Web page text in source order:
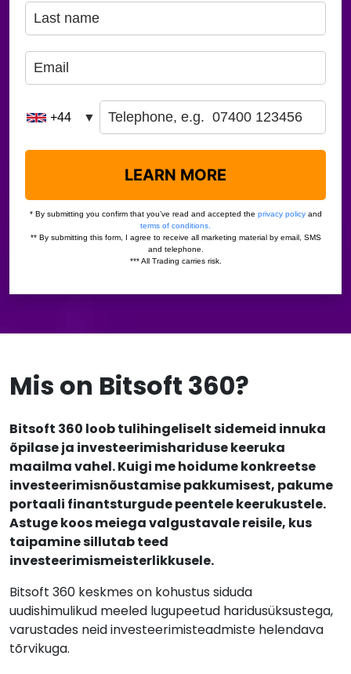
Mis on Bitsoft 360?
Bitsoft 360 loob tulihingeliselt sidemeid innuka
õpilase ja investeerimishariduse keeruka
maailma vahel. Kuigi me hoidume konkreetse
investeerimisnõustamise pakkumisest, pakume
portaali finantsturgude peentele keerukustele.
Astuge koos meiega valgustavale reisile, kus
taipamine sillutab teed
investeerimismeisterlikkusele.
Bitsoft 360 keskmes on kohustus siduda
uudishimulikud meeled lugupeetud haridusüksustega,
varustades neid investeerimisteadmiste helendava
tõrvikuga.